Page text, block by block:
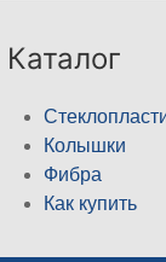
Каталог
Колышки
Фибра
Как купить